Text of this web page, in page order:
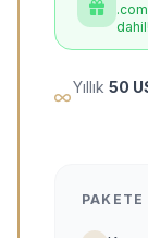
dahil!
Yıllık 50